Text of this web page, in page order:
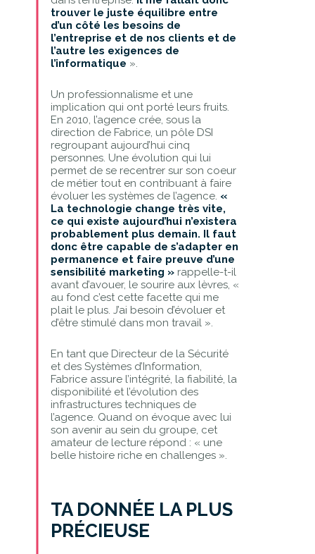
trouver le juste équilibre entre
d’un côté les besoins de
l’entreprise et de nos clients et de
l’autre les exigences de
l’informatique ».
Un professionnalisme et une
implication qui ont porté leurs fruits.
En 2010, l’agence crée, sous la
direction de Fabrice, un pôle DSI
regroupant aujourd’hui cinq
personnes. Une évolution qui lui
permet de se recentrer sur son coeur
de métier tout en contribuant à faire
évoluer les systèmes de l’agence. «
La technologie change très vite,
ce qui existe aujourd’hui n’existera
probablement plus demain. Il faut
donc être capable de s’adapter en
permanence et faire preuve d’une
sensibilité marketing »rappelle-t-il
avant d’avouer, le sourire aux lèvres, «
au fond c’est cette facette qui me
plait le plus. J’ai besoin d’évoluer et
d’être stimulé dans mon travail ».
En tant que Directeur de la Sécurité
et des Systèmes d’Information,
Fabrice assure l’intégrité, la fiabilité, la
disponibilité et l’évolution des
infrastructures techniques de
l’agence. Quand on évoque avec lui
son avenir au sein du groupe, cet
amateur de lecture répond : « une
belle histoire riche en challenges ».
TA DONNÉE LA PLUS
PRÉCIEUSE